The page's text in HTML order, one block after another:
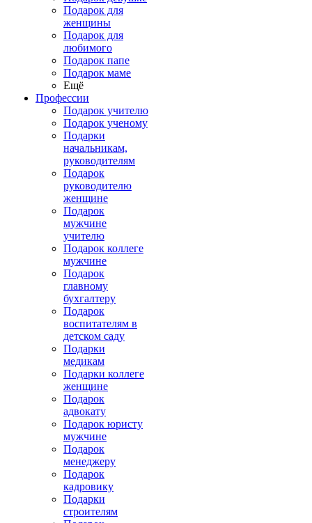
Подарок для
женщины
Подарок для
любимого
Подарок папе
Подарок маме
Ещё
Профессии
Подарок учителю
Подарок ученому
Подарки
начальникам,
руководителям
Подарок
руководителю
женщине
Подарок
мужчине
учителю
Подарок коллеге
мужчине
Подарок
главному
бухгалтеру
Подарок
воспитателям в
детском саду
Подарки
медикам
Подарки коллеге
женщине
Подарок
адвокату
Подарок юристу
мужчине
Подарок
менеджеру
Подарок
кадровику
Подарки
строителям